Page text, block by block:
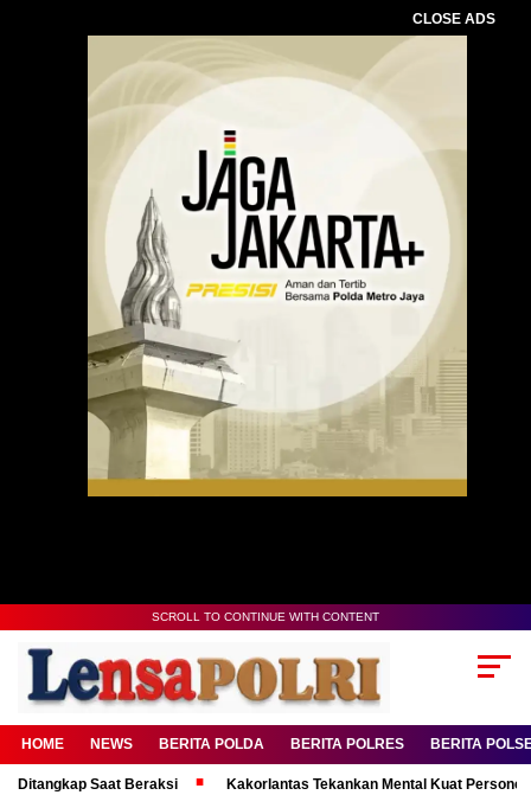
CLOSE ADS
SCROLL TO CONTINUE WITH CONTENT
HOME NEWS BERITA POLDA BERITA POLRES BERITA
Saat Beraksi Kakorlantas Tekankan Mental Kuat Personel